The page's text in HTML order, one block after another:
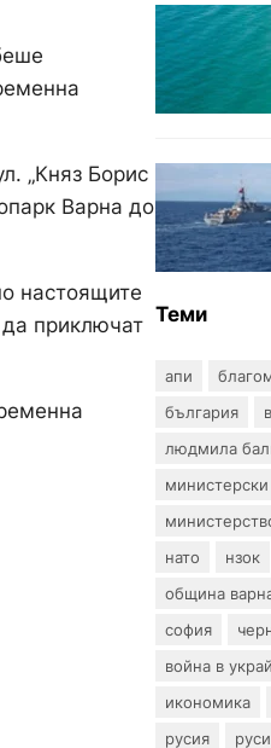
„Княз Борис
Варна до
настоящите
приключат Теми
апи
българия
людмила
нато
нзок
община
софия
война в
икономика
русия